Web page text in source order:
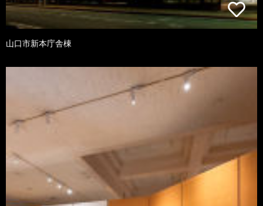
山口市新本庁舎棟